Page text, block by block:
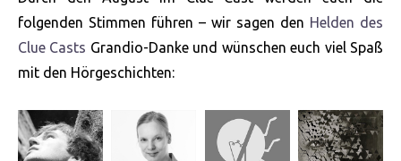
folgenden Stimmen führen – wir sagen den Helden des
Clue Casts Grandio-Danke und wünschen euch viel Spaß
mit den Hörgeschichten: